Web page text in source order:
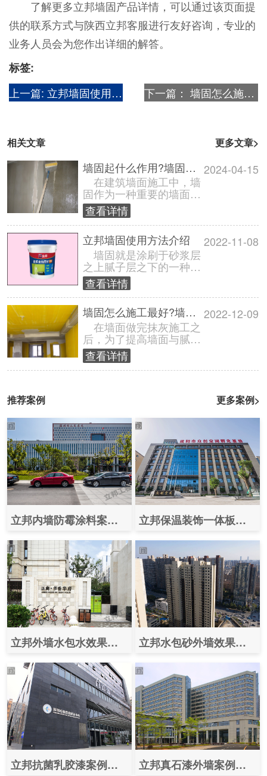
了解更多立邦墙固产品详情，可以通过该页面提
供的联系方式与陕西立邦客服进行友好咨询，专业的
业务人员会为您作出详细的解答。
标签:
上一篇: 立邦墙固使用方法介绍 下一篇： 墙固怎么施工最好?墙固如何施工?
相关文章 更多文章>
墙固起什么作用?墙固的用处是什么?
2024-04-15
在建筑墙面施工中，墙
固作为一种重要的墙面基
层处理剂，发挥了关键的
作用。它不仅能够提高基
层与墙面材料......
查看详情
立邦墙固使用方法介绍
2022-11-08
墙固就是涂刷于砂浆层
之上腻子层之下的一种界
面剂，主要用来封闭墙体
基层，提高墙面粉刷材料
的粘结性，对......
查看详情
墙固怎么施工最好?墙固如何施工? 2022-12-09
在墙面做完抹灰施工之
后，为了提高墙面与腻子
的粘结力，我们会选择刷
一层墙固来稳定基层，确
保腻子的批刮......
查看详情
推荐案例 更多案例>
立邦内墙防霉涂料案例图片之（温州市人民医院） 立邦保温装饰一体板案例图片之（咸阳众创空间孵化基地）
立邦外墙水包水效果图案例之（郑州正商书香华府） 立邦水包砂外墙效果图片案例之（长沙万科金域蓝湾二期）
立邦抗菌乳胶漆案例图片之（深圳市慢性病防治中心） 立邦真石漆外墙案例效果图之（深圳大学总医院）